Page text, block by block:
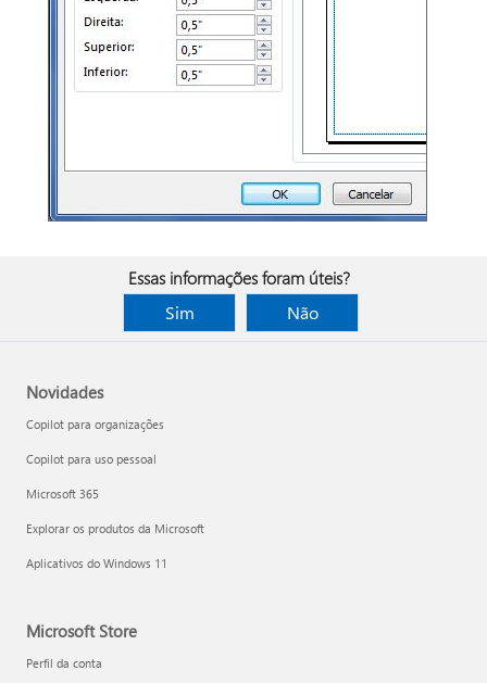
Essas informações foram úteis?
Sim
Não
Novidades
Copilot para organizações
Copilot para uso pessoal
Microsoft 365
Explorar os produtos da Microsoft
Aplicativos do Windows 11
Microsoft Store
Perfil da conta